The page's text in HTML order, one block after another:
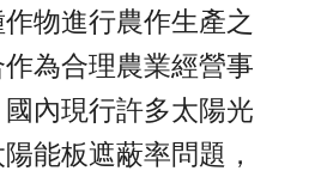
物進行農作生產之
為合理農業經營事
內現行許多太陽光
能板遮蔽率問題，